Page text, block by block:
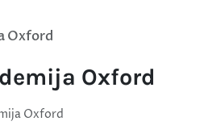
Oxford
Oxford
Oxford